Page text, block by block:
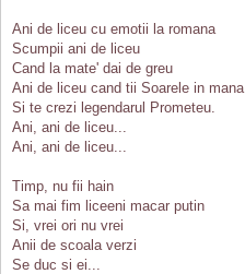
Ani de liceu cu emotii la romana
Scumpii ani de liceu
Cand la mate' dai de greu
Ani de liceu cand tii Soarele in mana
Si te crezi legendarul Prometeu.
Ani, ani de liceu...
Ani, ani de liceu...
Timp, nu fii hain
Sa mai fim liceeni macar putin
Si, vrei ori nu vrei
Anii de scoala verzi
Se duc si ei...